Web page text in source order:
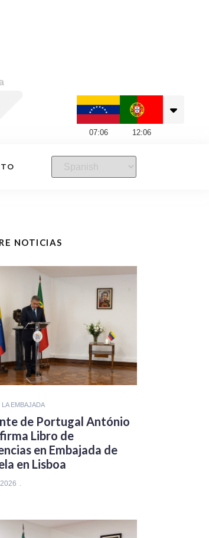
07:06 12:06
NOTICIAS
EMBAJADA
de Portugal António
Libro de
en Embajada de
en Lisboa